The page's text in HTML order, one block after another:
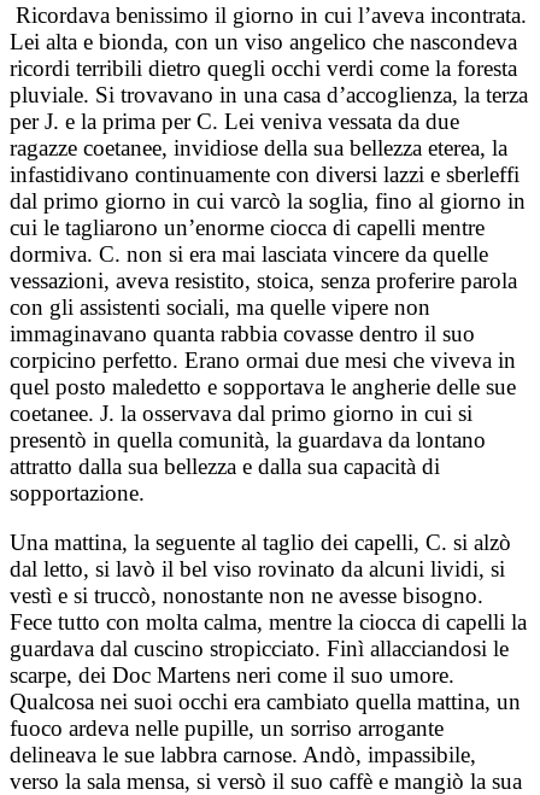
Ricordava benissimo il giorno in cui l’aveva incontrata.
Lei alta e bionda, con un viso angelico che nascondeva
ricordi terribili dietro quegli occhi verdi come la foresta
pluviale. Si trovavano in una casa d’accoglienza, la terza
per J. e la prima per C. Lei veniva vessata da due
ragazze coetanee, invidiose della sua bellezza eterea, la
infastidivano continuamente con diversi lazzi e sberleffi
dal primo giorno in cui varcò la soglia, fino al giorno in
cui le tagliarono un’enorme ciocca di capelli mentre
dormiva. C. non si era mai lasciata vincere da quelle
vessazioni, aveva resistito, stoica, senza proferire parola
con gli assistenti sociali, ma quelle vipere non
immaginavano quanta rabbia covasse dentro il suo
corpicino perfetto. Erano ormai due mesi che viveva in
quel posto maledetto e sopportava le angherie delle sue
coetanee. J. la osservava dal primo giorno in cui si
presentò in quella comunità, la guardava da lontano
attratto dalla sua bellezza e dalla sua capacità di
sopportazione.
Una mattina, la seguente al taglio dei capelli, C. si alzò
dal letto, si lavò il bel viso rovinato da alcuni lividi, si
vestì e si truccò, nonostante non ne avesse bisogno.
Fece tutto con molta calma, mentre la ciocca di capelli la
guardava dal cuscino stropicciato. Finì allacciandosi le
scarpe, dei Doc Martens neri come il suo umore.
Qualcosa nei suoi occhi era cambiato quella mattina, un
fuoco ardeva nelle pupille, un sorriso arrogante
delineava le sue labbra carnose. Andò, impassibile,
verso la sala mensa, si versò il suo caffè e mangiò la sua